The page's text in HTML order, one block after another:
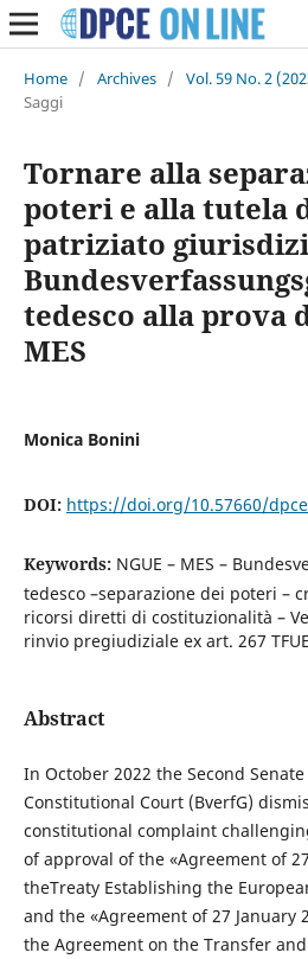
Home / Archives / Vol. 59 No. 2
Saggi
Tornare alla
poteri e alla tutela
patriziato
tedesco alla prova
MES
Monica Bonini
DOI: https://doi.org/10.57660/
Keywords: NGUE – MES –
tedesco –separazione dei poteri –
ricorsi diretti di costituzionalità –
rinvio pregiudiziale ex art. 267 TFUE
Abstract
In October 2022 the Second
Constitutional Court (BverfG)
constitutional complaint
of approval of the «Agreement of
theTreaty Establishing the
and the «Agreement of 27 January
the Agreement on the Transfer